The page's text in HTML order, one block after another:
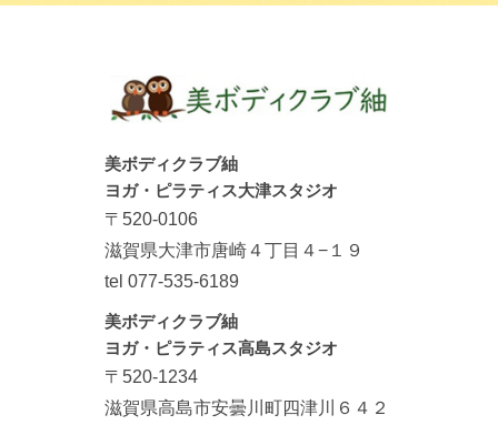
美ボディクラブ紬
ヨガ・ピラティス大津スタジオ
〒520-0106
滋賀県大津市唐崎４丁目４−１９
tel 077-535-6189
美ボディクラブ紬
ヨガ・ピラティス高島スタジオ
〒520-1234
滋賀県高島市安曇川町四津川６４２